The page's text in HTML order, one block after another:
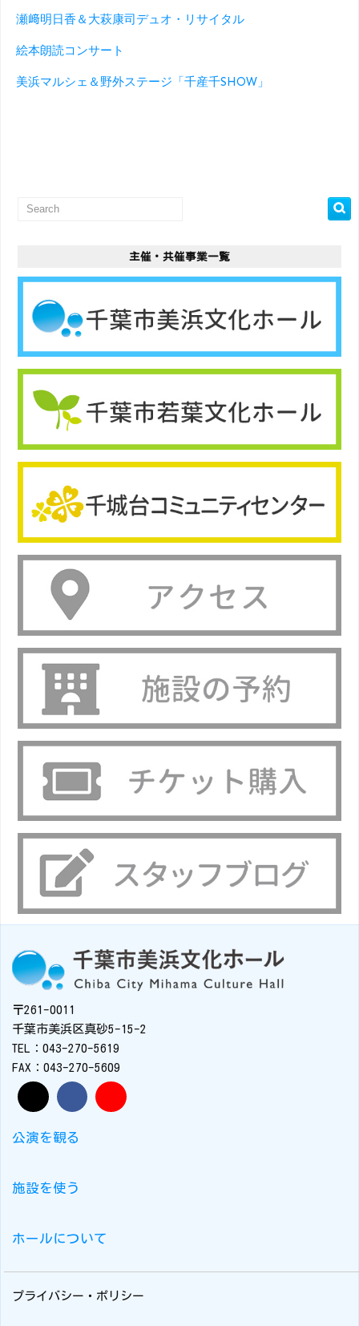
瀬﨑明日香＆大萩康司デュオ・リサイタル
絵本朗読コンサート
美浜マルシェ＆野外ステージ「千産千SHOW」
主催・共催事業一覧
〒261-0011
千葉市美浜区真砂5-15-2
TEL：043-270-5619
FAX：043-270-5609
公演を観る
施設を使う
ホールについて
プライバシー・ポリシー